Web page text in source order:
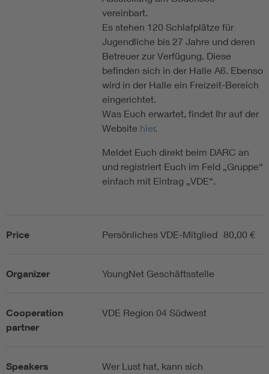
vereinbart.
Es stehen 120 Schlafplätze für
Jugendliche bis 27 Jahre und deren
Betreuer zur Verfügung. Diese
befinden sich in der Halle A6. Ebenso
wird in der Halle ein Freizeit-Bereich
eingerichtet.
Was Euch erwartet, findet Ihr auf der
Website hier.
Meldet Euch direkt beim DARC an
und registriert Euch im Feld „Gruppe“
einfach mit Eintrag „VDE“.
Price Persönliches VDE-Mitglied 80,00 €
Organizer YoungNet Geschäftsstelle
Cooperation
partner
VDE Region 04 Südwest
Speakers
Wer Lust hat, kann sich